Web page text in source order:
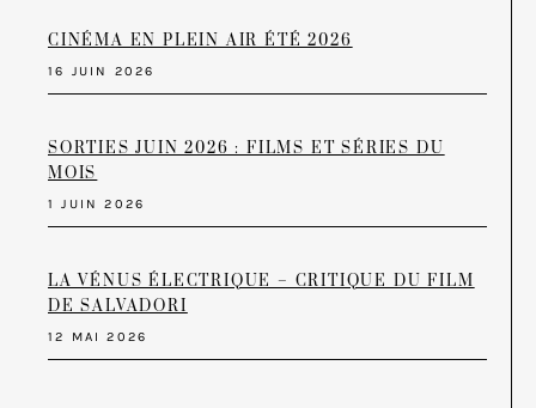
CINÉMA EN PLEIN AIR ÉTÉ 2026
16 JUIN 2026
SORTIES JUIN 2026 : FILMS ET SÉRIES DU
MOIS
1 JUIN 2026
LA VÉNUS ÉLECTRIQUE – CRITIQUE DU FILM
DE SALVADORI
12 MAI 2026